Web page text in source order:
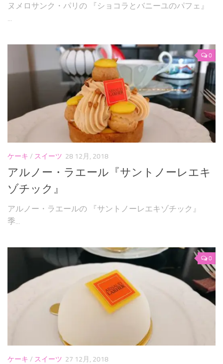
ヌメロサンク・パリの 『ショコラとバニーユのパフェ』
...
0
ケーキ / スイーツ 28 12月, 2018
アルノー・ラエール『サントノーレエキ
ゾチック』
アルノー・ラエールの 『サントノーレエキゾチック』
季...
0
ケーキ / スイーツ 27 12月, 2018